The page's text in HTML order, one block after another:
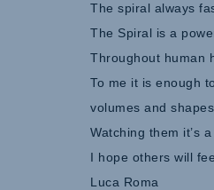
The spiral always
The Spiral is a
Throughout human
To me it is enough
volumes and
Watching them it’s
I hope others will
Luca Roma